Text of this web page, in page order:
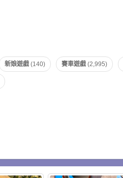
新娘遊戲 (140) 賽車遊戲 (2,995)